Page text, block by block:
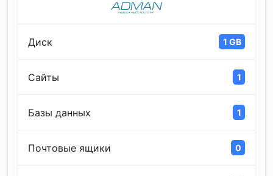
Диск 1 GB
Сайты 1
Базы данных 1
Почтовые ящики 0